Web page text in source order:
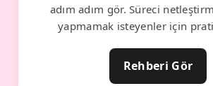
adım adım gör. Süreci
yapmamak isteyenler için
Rehberi Gör